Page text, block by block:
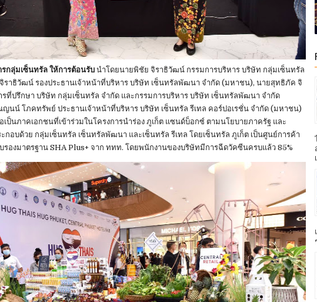
กลุ่มเซ็นทรัล ให้การต้อนรับ นำโดยนายพิชัย จิราธิวัฒน์ กรรมการบริหาร บริษัท กลุ่มเซ็นทรัล
ราธิวัฒน์ รองประธานเจ้าหน้าที่บริหาร บริษัท เซ็นทรัลพัฒนา จำกัด (มหาชน), นายสุทธิภัค จิ
ที่ปรึกษา บริษัท กลุ่มเซ็นทรัล จำกัด และกรรมการบริหาร บริษัท เซ็นทรัลพัฒนา จำกัด
นน์ โภคทรัพย์ ประธานเจ้าหน้าที่บริหาร บริษัท เซ็นทรัล รีเทล คอร์ปอเรชั่น จำกัด (มหาชน)
ป็นภาคเอกชนที่เข้าร่วมในโครงการนำร่อง ภูเก็ต แซนด์บ็อกซ์ ตามนโยบายภาครัฐ และ
กอบด้วย กลุ่มเซ็นทรัล เซ็นทรัลพัฒนา และเซ็นทรัล รีเทล โดยเซ็นทรัล ภูเก็ต เป็นศูนย์การค้า
รองมาตรฐาน SHA Plus+ จาก ททท. โดยพนักงานของบริษัทมีการฉีดวัคซีนครบแล้ว 85%